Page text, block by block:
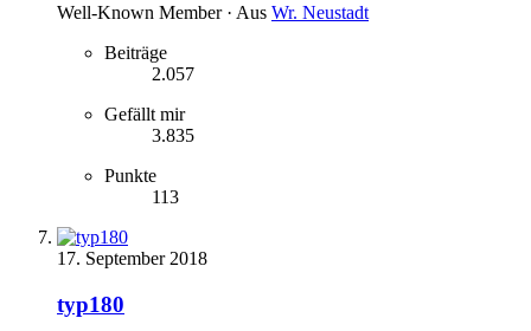
Well-Known Member · Aus Wr. Neustadt
Beiträge
2.057
Gefällt mir
3.835
Punkte
113
17. September 2018
typ180